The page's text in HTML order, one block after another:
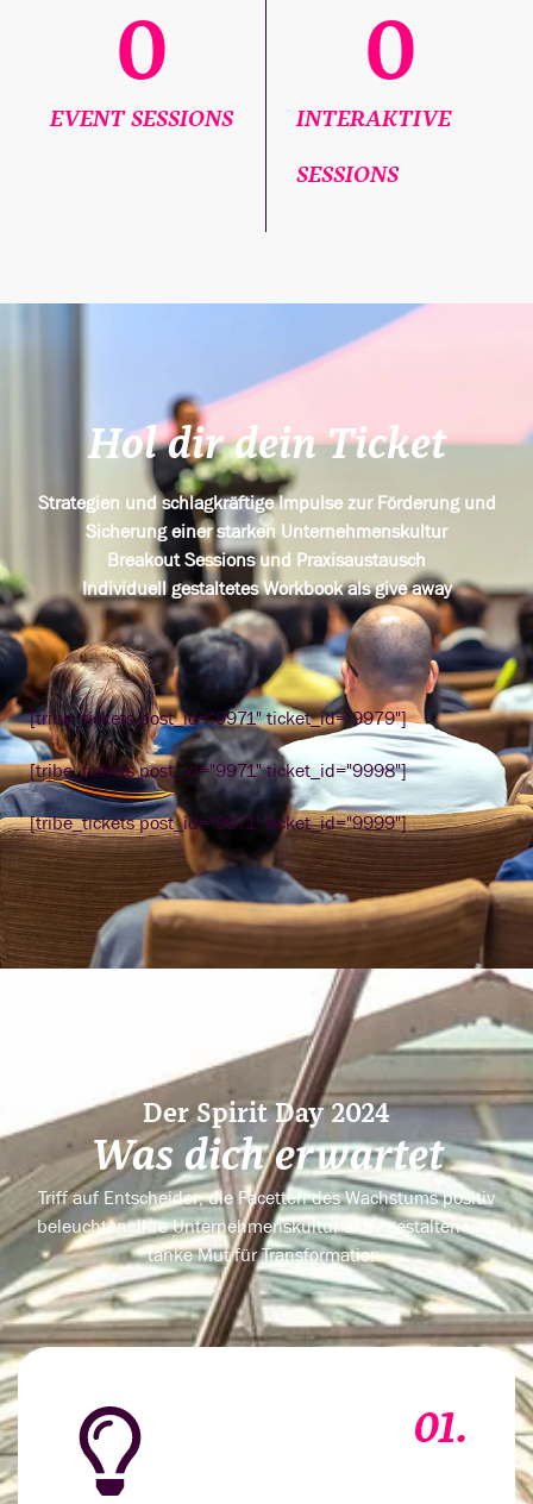
EVENT SESSIONS
0
INTERAKTIVE
SESSIONS
0
Hol dir dein Ticket
Strategien und schlagkräftige Impulse zur Förderung und
Sicherung einer starken Unternehmenskultur
Breakout Sessions und Praxisaustausch
Individuell gestaltetes Workbook als give away
[tribe_tickets post_id="9971" ticket_id="9979"]
[tribe_tickets post_id="9971" ticket_id="9998"]
[tribe_tickets post_id="9971" ticket_id="9999"]
Der Spirit Day 2024
Was dich erwartet
Triff auf Entscheider, die Facetten des Wachstums positiv
beleuchten, ihre Unternehmenskultur aktiv gestalten und
tanke Mut für Transformation.
01.